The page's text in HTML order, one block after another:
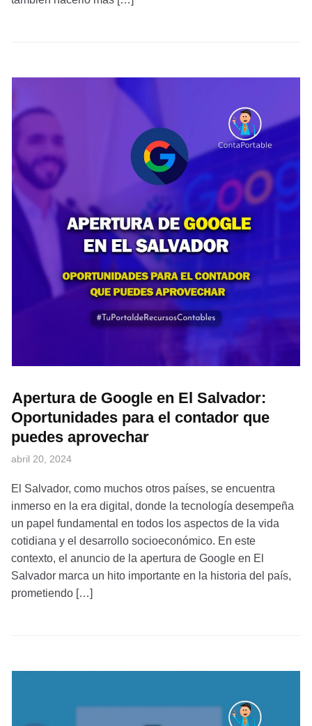
Apertura de Google en El Salvador:
Oportunidades para el contador que
puedes aprovechar
abril 20, 2024
El Salvador, como muchos otros países, se encuentra
inmerso en la era digital, donde la tecnología desempeña
un papel fundamental en todos los aspectos de la vida
cotidiana y el desarrollo socioeconómico. En este
contexto, el anuncio de la apertura de Google en El
Salvador marca un hito importante en la historia del país,
prometiendo […]